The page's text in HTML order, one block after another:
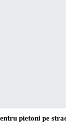
pietoni pe